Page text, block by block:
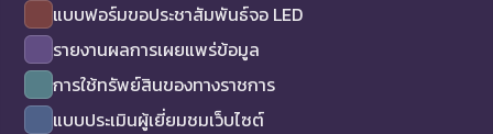
แบบฟอร์มขอประชาสัมพันธ์จอ LED
รายงานผลการเผยแพร่ข้อมูล
การใช้ทรัพย์สินของทางราชการ
แบบประเมินผู้เยี่ยมชมเว็บไซต์